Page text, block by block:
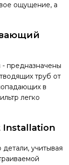
ощущение, а
- предназначены
труб от
в
легко
Installation
учитывая